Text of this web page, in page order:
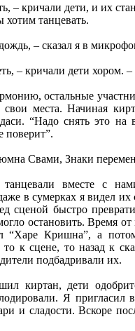
– кричали дети, и их
танцевать.
– сказал я в
– кричали дети хором. –
остальные
места. Начиная
“Надо снять это на
поверит”.
вместе с
в сумерках я видел их
сценой быстро
остановить. Время от
“Харе Кришна”, а
то к сцене, то назад к
подбадривали их.
киртан, дети
Я пригласил
и сладости. Вскоре